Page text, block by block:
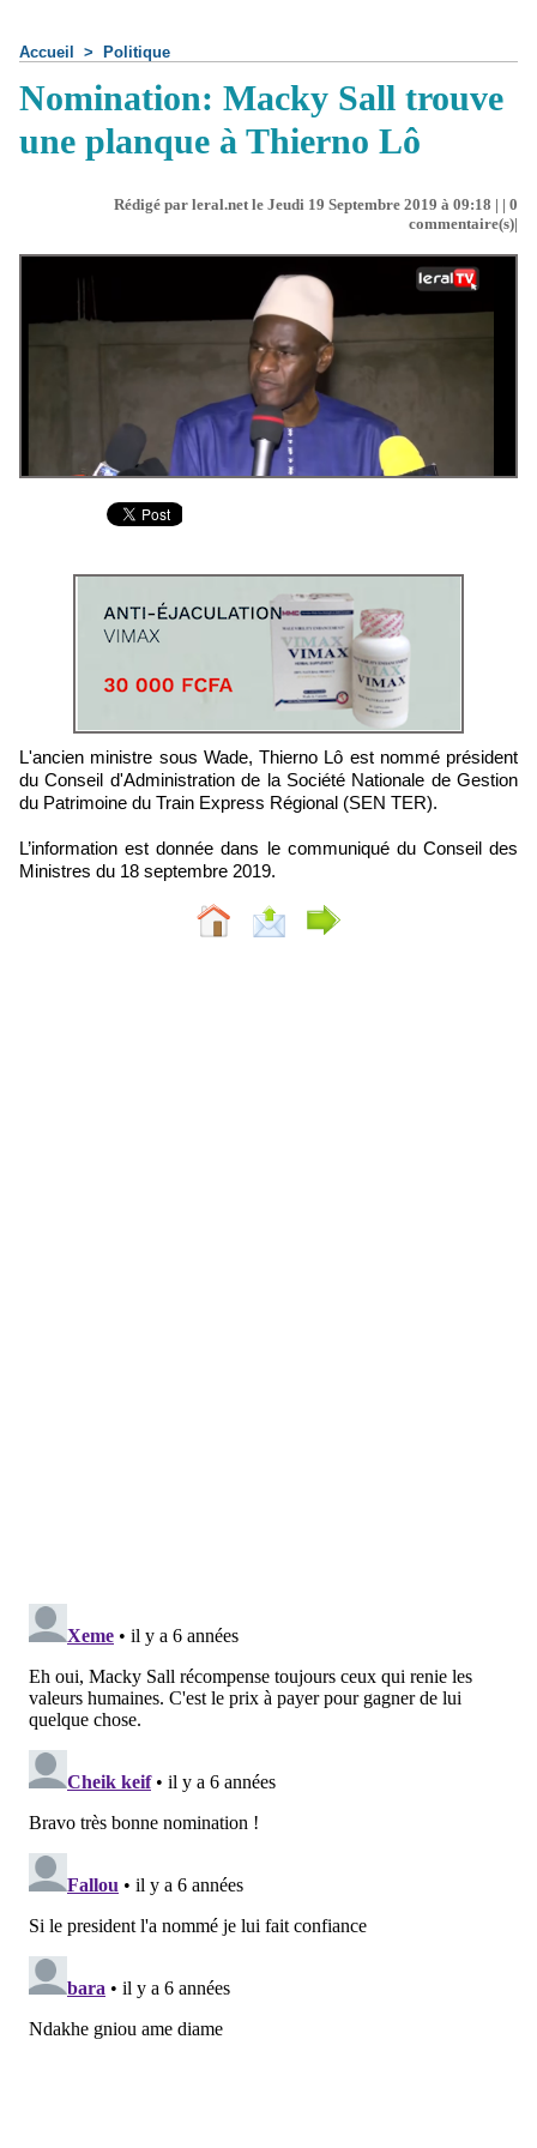
Accueil > Politique
Nomination: Macky Sall trouve
une planque à Thierno Lô
Rédigé par leral.net le Jeudi 19 Septembre 2019 à 09:18 | | 0
commentaire(s)|
L'ancien ministre sous Wade, Thierno Lô est nommé président
du Conseil d'Administration de la Société Nationale de Gestion
du Patrimoine du Train Express Régional (SEN TER).
L’information est donnée dans le communiqué du Conseil des
Ministres du 18 septembre 2019.